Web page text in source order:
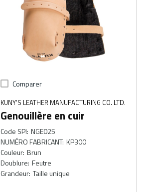
Comparer
KUNY'S LEATHER MANUFACTURING CO. LTD.
Genouillère en cuir
Code SPI: NGE025
NUMÉRO FABRICANT: KP300
Couleur: Brun
Doublure: Feutre
Grandeur: Taille unique